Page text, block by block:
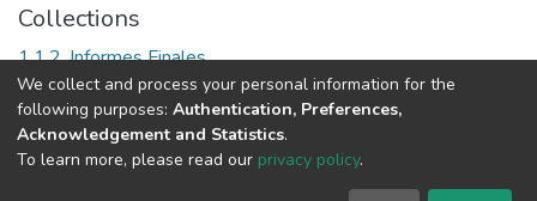
Collections
1.1.2. Informes Finales
Full item page
DSpace software copyright © 2002-2026
We collect and process your personal information for the
following purposes: Authentication, Preferences,
Acknowledgement and Statistics.
To learn more, please read our privacy policy.